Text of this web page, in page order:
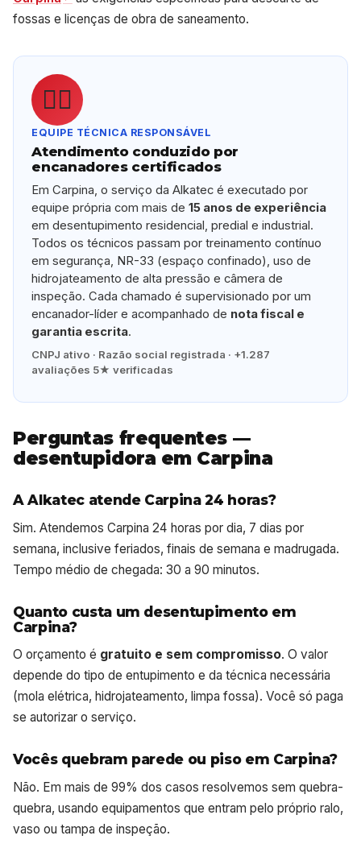
fossas e licenças de obra de saneamento.
👷‍♂️
EQUIPE TÉCNICA RESPONSÁVEL
Atendimento conduzido por
encanadores certificados
Em Carpina, o serviço da Alkatec é executado por
equipe própria com mais de15 anos de experiência
em desentupimento residencial, predial e industrial.
Todos os técnicos passam por treinamento contínuo
em segurança, NR-33 (espaço confinado), uso de
hidrojateamento de alta pressão e câmera de
inspeção. Cada chamado é supervisionado por um
encanador-líder e acompanhado de nota fiscal e
garantia escrita.
CNPJ ativo · Razão social registrada · +1.287
avaliações 5★ verificadas
Perguntas frequentes —
desentupidora em Carpina
A Alkatec atende Carpina 24 horas?
Sim. Atendemos Carpina 24 horas por dia, 7 dias por
semana, inclusive feriados, finais de semana e madrugada.
Tempo médio de chegada: 30 a 90 minutos.
Quanto custa um desentupimento em
Carpina?
O orçamento é gratuito e sem compromisso. O valor
depende do tipo de entupimento e da técnica necessária
(mola elétrica, hidrojateamento, limpa fossa). Você só paga
se autorizar o serviço.
Vocês quebram parede ou piso em Carpina?
Não. Em mais de 99% dos casos resolvemos sem quebra-
quebra, usando equipamentos que entram pelo próprio ralo,
vaso ou tampa de inspeção.